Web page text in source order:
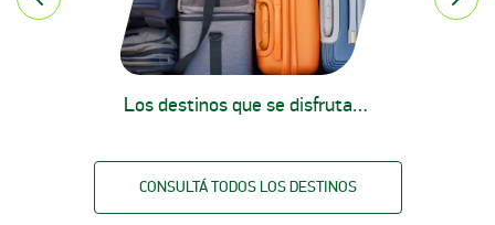
Los destinos que se disfrutan mejor en auto
CONSULTÁ TODOS LOS DESTINOS